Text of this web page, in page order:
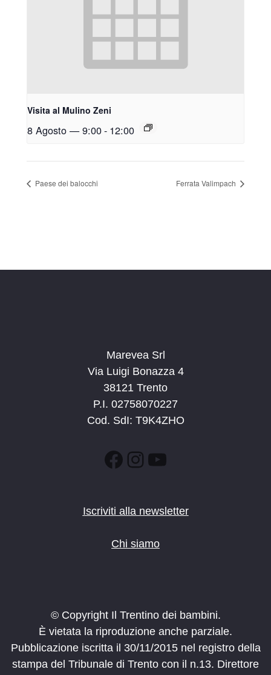
Visita al Mulino Zeni
8 Agosto — 9:00- 12:00
Paese dei balocchi Ferrata Valimpach
Marevea Srl
Via Luigi Bonazza 4
38121 Trento
P.I. 02758070227
Cod. SdI: T9K4ZHO
Facebook
Instagram
YouTube
Iscriviti alla newsletter
Chi siamo
© Copyright Il Trentino dei bambini.
È vietata la riproduzione anche parziale.
Pubblicazione iscritta il 30/11/2015 nel registro della
stampa del Tribunale di Trento con il n.13. Direttore